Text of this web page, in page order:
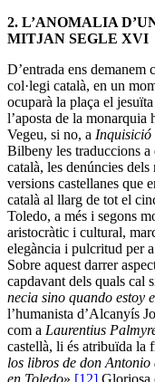
2. L’ANOMALIA
MITJAN SEGLE XVI
D’entrada ens demanem
col·legi català, en un
ocuparà la plaça el
l’aposta de la monarquia
Vegeu, si no, a Inquisició
Bilbeny les traduccions a
català, les denúncies
versions castellanes que
català al llarg de tot el
Toledo, a més i segons
aristocràtic i cultural,
elegància i pulcritud per
Sobre aquest darrer
capdavant dels quals cal
necia sino quando estoy
l’humanista d’Alcanyís
com a Laurentius
castellà, li és atribuïda la
los libros de don
en Toledo».[12] Gloriosa